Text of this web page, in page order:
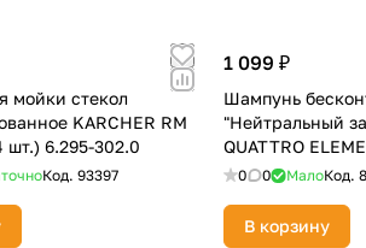
мойки стекол
KARCHER RM
шт.) 6.295-302.0
Код.93397
1 099 ₽
Шампунь
"Нейтральный
QUATTRO
0 0 МалоКод.
В корзину